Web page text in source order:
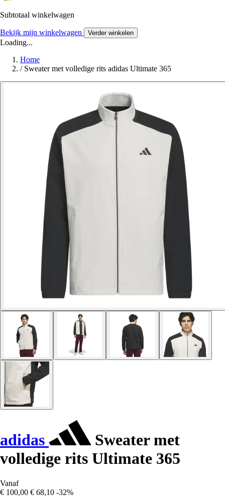
Subtotaal winkelwagen
Bekijk mijn winkelwagen Verder winkelen
Loading...
Home
/ Sweater met volledige rits adidas Ultimate 365
adidas
Sweater met
volledige rits Ultimate 365
Vanaf
€ 100,00 € 68,10 -32%